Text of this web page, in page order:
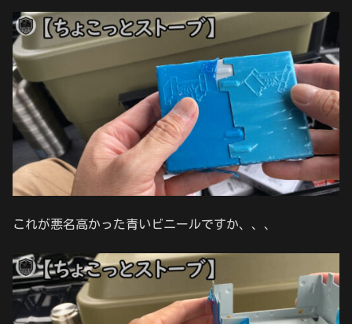
これが悪名高かった青いビニールですか、、、